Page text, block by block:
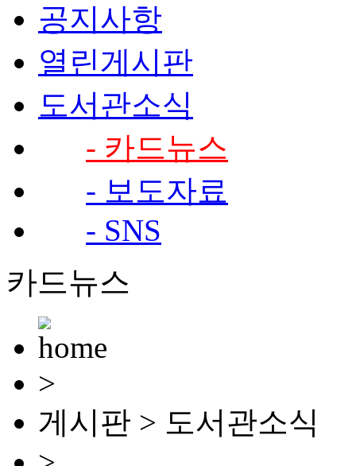
공지사항
열린게시판
도서관소식
- 카드뉴스
- 보도자료
- SNS
카드뉴스
>
게시판 > 도서관소식